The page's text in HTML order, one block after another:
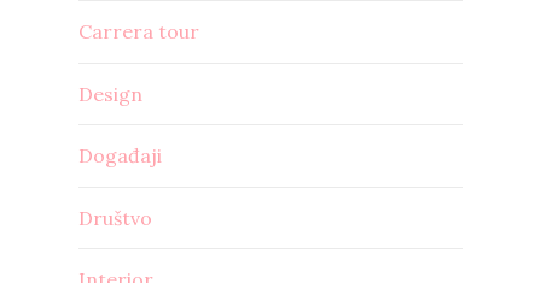
Carrera tour
Design
Događaji
Društvo